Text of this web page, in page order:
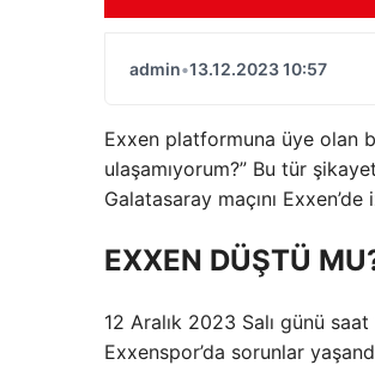
admin•13.12.2023 10:57
Exxen platformuna üye olan
ulaşamıyorum?” Bu tür
Galatasaray maçını
EXXEN DÜŞTÜ
12 Aralık 2023 Salı günü
Exxenspor’da sorunlar